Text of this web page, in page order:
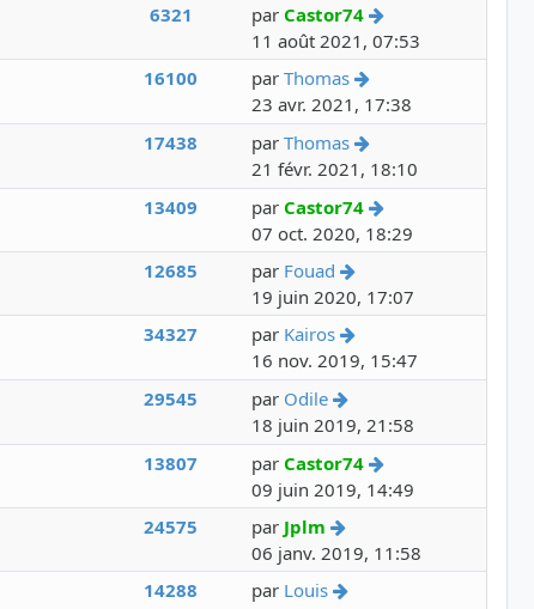
6321 par Castor74
Voir le dernier
11 août 2021, 07:53
16100 parThomas
Voir le dernier
23 avr. 2021, 17:38
17438 parThomas
Voir le dernier
21 févr. 2021, 18:10
13409 par Castor74
Voir le dernier
07 oct. 2020, 18:29
12685 par Fouad
Voir le dernier
19 juin 2020, 17:07
34327 par Kairos
Voir le dernier
16 nov. 2019, 15:47
29545 par Odile
Voir le dernier
18 juin 2019, 21:58
13807 par Castor74
Voir le dernier
09 juin 2019, 14:49
24575 par Jplm
Voir le dernier
06 janv. 2019, 11:58
14288 par Louis
Voir le dernier